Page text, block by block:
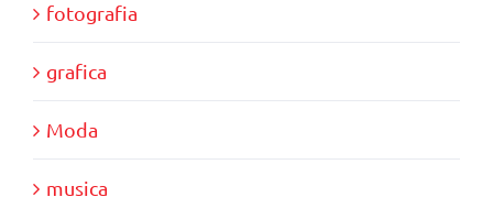
fotografia
grafica
Moda
musica